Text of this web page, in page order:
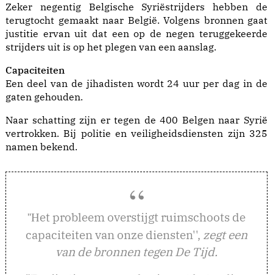
Zeker negentig Belgische Syriëstrijders hebben de
terugtocht gemaakt naar België. Volgens bronnen gaat
justitie ervan uit dat een op de negen teruggekeerde
strijders uit is op het plegen van een aanslag.
Capaciteiten
Een deel van de jihadisten wordt 24 uur per dag in de
gaten gehouden.
Naar schatting zijn er tegen de 400 Belgen naar Syrië
vertrokken. Bij politie en veiligheidsdiensten zijn 325
namen bekend.
''Het probleem overstijgt ruimschoots de
capaciteiten van onze diensten'', zegt een
van de bronnen tegen De Tijd.